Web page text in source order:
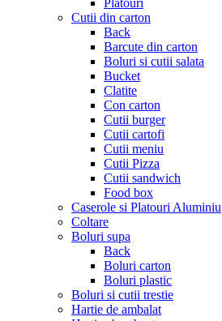
Platouri
Cutii din carton
Back
Barcute din carton
Boluri si cutii salata
Bucket
Clatite
Con carton
Cutii burger
Cutii cartofi
Cutii meniu
Cutii Pizza
Cutii sandwich
Food box
Caserole si Platouri Aluminiu
Coltare
Boluri supa
Back
Boluri carton
Boluri plastic
Boluri si cutii trestie
Hartie de ambalat